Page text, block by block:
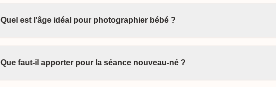
Quel est l'âge idéal pour photographier bébé ?
Que faut-il apporter pour la séance nouveau-né ?